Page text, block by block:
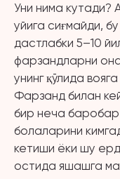
Уни нима кутади?
уйига сиғмайди,
дастлабки 5–10
фарзандларни
унинг қўлида
Фарзанд билан
бир неча
болаларини
кетиши ёки шу
остида яшашга